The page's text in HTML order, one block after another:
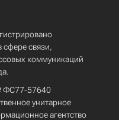
сфере связи,
коммуникаций
ФС77-57640
унитарное
агентство